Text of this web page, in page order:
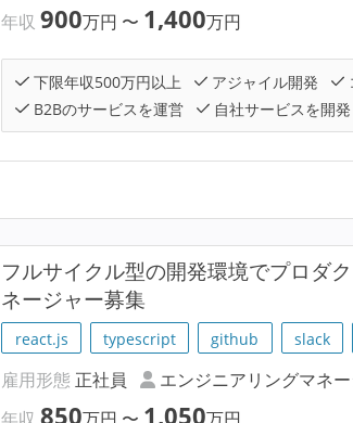
年収900万円 〜 1,400万円
下限年収500万円以上 アジャイル開発
B2Bのサービスを運営
自社サービスを開発
フルサイクル型の開発環境でプロダ
ネージャー募集
react.js typescript github slack
雇用形態正社員 エンジニアリングマネ